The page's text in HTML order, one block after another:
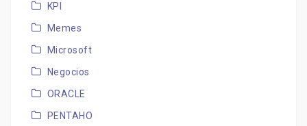
KPI
Memes
Microsoft
Negocios
ORACLE
PENTAHO